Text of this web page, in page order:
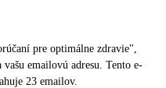
pre optimálne zdravie",
emailovú adresu. Tento e-
23 emailov.